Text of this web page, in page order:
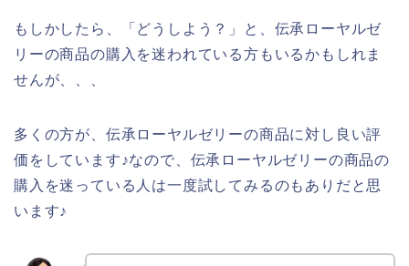
もしかしたら、「どうしよう？」と、伝承ローヤルゼ
リーの商品の購入を迷われている方もいるかもしれま
せんが、、、
多くの方が、伝承ローヤルゼリーの商品に対し良い評
価をしています♪なので、伝承ローヤルゼリーの商品の
購入を迷っている人は一度試してみるのもありだと思
います♪